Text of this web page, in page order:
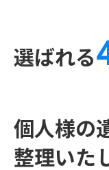
選ばれる
個人様の
整理いた